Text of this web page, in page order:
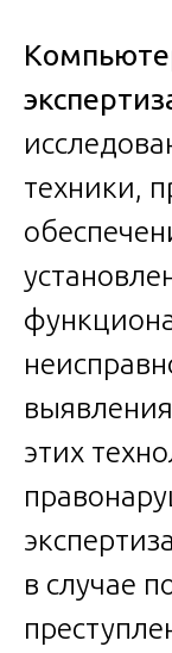
техники,
этих
в случае